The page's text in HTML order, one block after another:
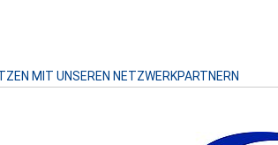
MIT UNSEREN NETZWERKPARTNERN